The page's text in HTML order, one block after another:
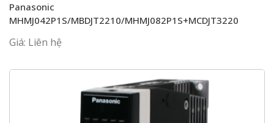
Panasonic
MHMJ042P1S/MBDJT2210/MHMJ082P1S+MCDJT3220
Giá: Liên hệ